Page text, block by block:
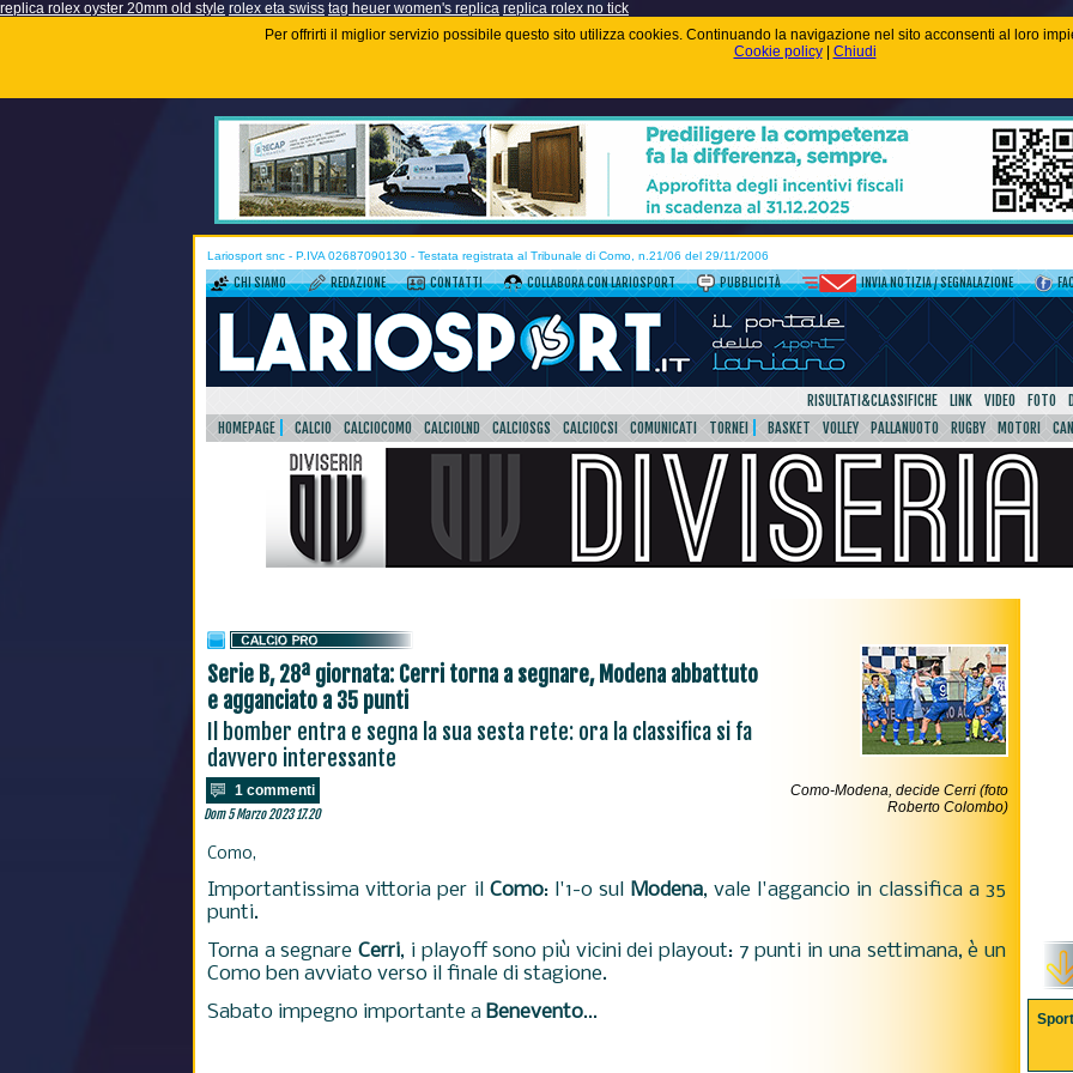
replica rolex oyster 20mm old style rolex eta swiss tag heuer women's replica replica rolex no tick
Per offrirti il miglior servizio possibile questo sito utilizza cookies. Continuando la navigazione nel sito acconsenti al loro
Cookie policy| Chiudi
Lariosport snc - P.IVA 02687090130 - Testata registrata al Tribunale di Como, n.21/06 del 29/11/2006
CHI SIAMO REDAZIONE CONTATTI COLLABORA CON LARIOSPORT PUBBLICITÀ INVIA NOTIZIA / SEGNALAZIONE
RISULTATI&CLASSIFICHE LINK VIDEO FOTO
HOMEPAGE
CALCIO CALCIOCOMO CALCIOLND CALCIOSGS CALCIOCSI COMUNICATI TORNEI BASKET VOLLEY PALLANUOTO RUGBY MOTORI
Serie B, 28ª giornata: Cerri torna a segnare, Modena abbattuto
e agganciato a 35 punti
Il bomber entra e segna la sua sesta rete: ora la classifica si fa
davvero interessante
1 commenti
Dom 5 Marzo 2023 17.20
Como-Modena, decide Cerri (foto
Roberto Colombo)
Como,
Importantissima vittoria per il Como: l'1-0 sul Modena, vale l'aggancio in classifica a 35
punti.
Torna a segnareCerri, i playoff sono più vicini dei playout: 7 punti in una settimana, è un
Como ben avviato verso il finale di stagione.
Sabato impegno importante a Benevento... Sport